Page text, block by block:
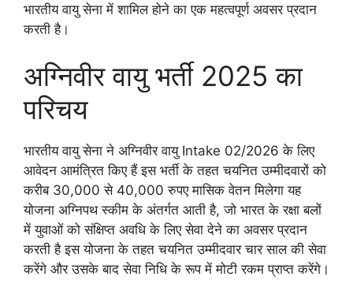
भारतीय वायु सेना में शामिल होने का एक महत्वपूर्ण अवसर प्रदान
करती है।
अग्निवीर वायु भर्ती 2025 का
परिचय
भारतीय वायु सेना ने अग्निवीर वायु Intake 02/2026 के लिए
आवेदन आमंत्रित किए हैं इस भर्ती के तहत चयनित उम्मीदवारों को
करीब 30,000 से 40,000 रुपए मासिक वेतन मिलेगा यह
योजना अग्निपथ स्कीम के अंतर्गत आती है, जो भारत के रक्षा बलों
में युवाओं को संक्षिप्त अवधि के लिए सेवा देने का अवसर प्रदान
करती है इस योजना के तहत चयनित उम्मीदवार चार साल की सेवा
करेंगे और उसके बाद सेवा निधि के रूप में मोटी रकम प्राप्त करेंगे।